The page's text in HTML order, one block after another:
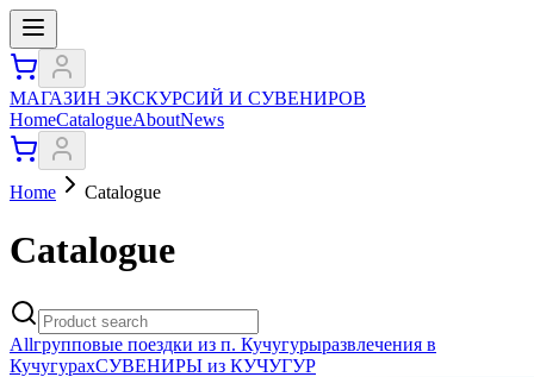
МАГАЗИН ЭКСКУРСИЙ И СУВЕНИРОВ
HomeCatalogueAboutNews
Home Catalogue
Catalogue
Allгрупповые поездки из п. Кучугурыразвлечения в
КучугурахСУВЕНИРЫ из КУЧУГУР